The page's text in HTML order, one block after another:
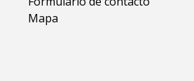
Mapa